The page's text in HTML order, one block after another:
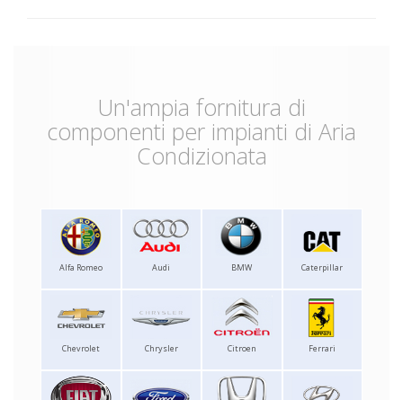
Un'ampia fornitura di
componenti per impianti di Aria
Condizionata
Alfa Romeo Audi BMW Caterpillar
Chevrolet Chrysler Citroen Ferrari